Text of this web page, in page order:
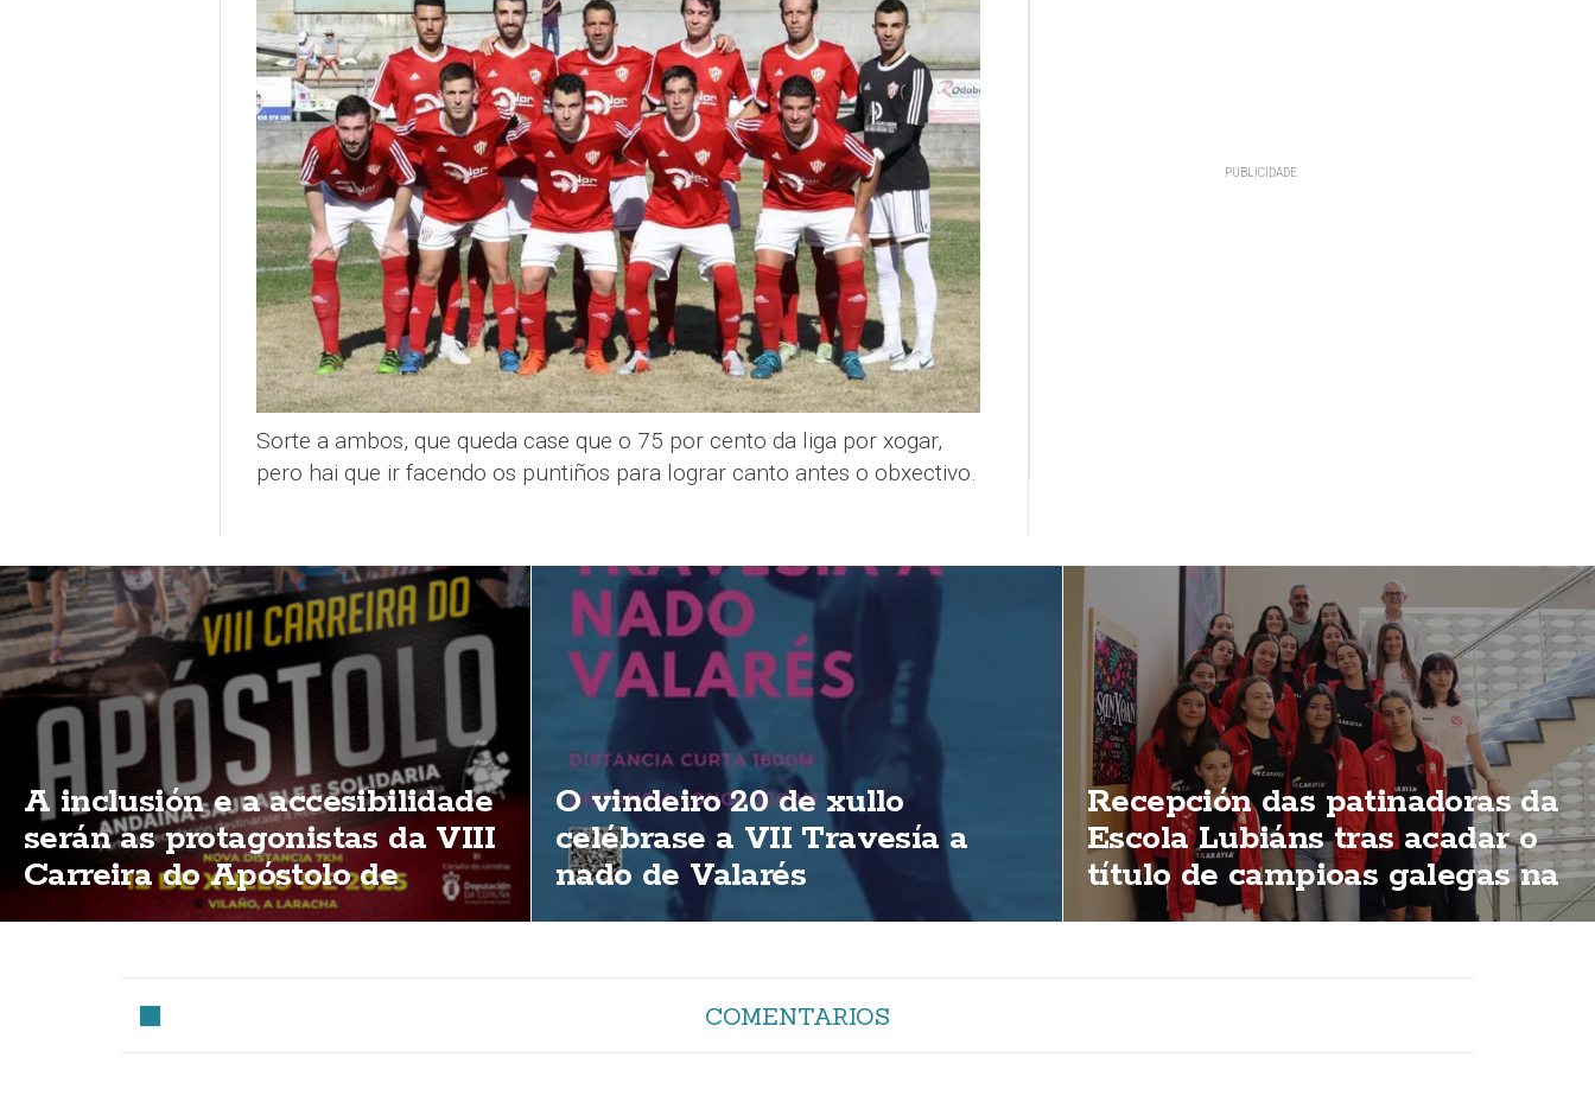
Sorte a ambos, que queda case que o 75 por cento da liga por xogar,
pero hai que ir facendo os puntiños para lograr canto antes o obxectivo.
A inclusión e a accesibilidade
serán as protagonistas da VIII
Carreira do Apóstolo de
Vilaño
O vindeiro 20 de xullo
celébrase a VII Travesía a
nado de Valarés
Recepción das patinadoras da
Escola Lubiáns tras acadar o
título de campioas galegas na
modalidas "ShoW"
COMENTARIOS